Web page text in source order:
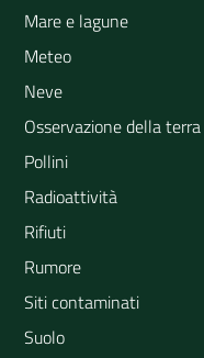
Mare e lagune
Meteo
Neve
Osservazione della terra
Pollini
Radioattività
Rifiuti
Rumore
Siti contaminati
Suolo